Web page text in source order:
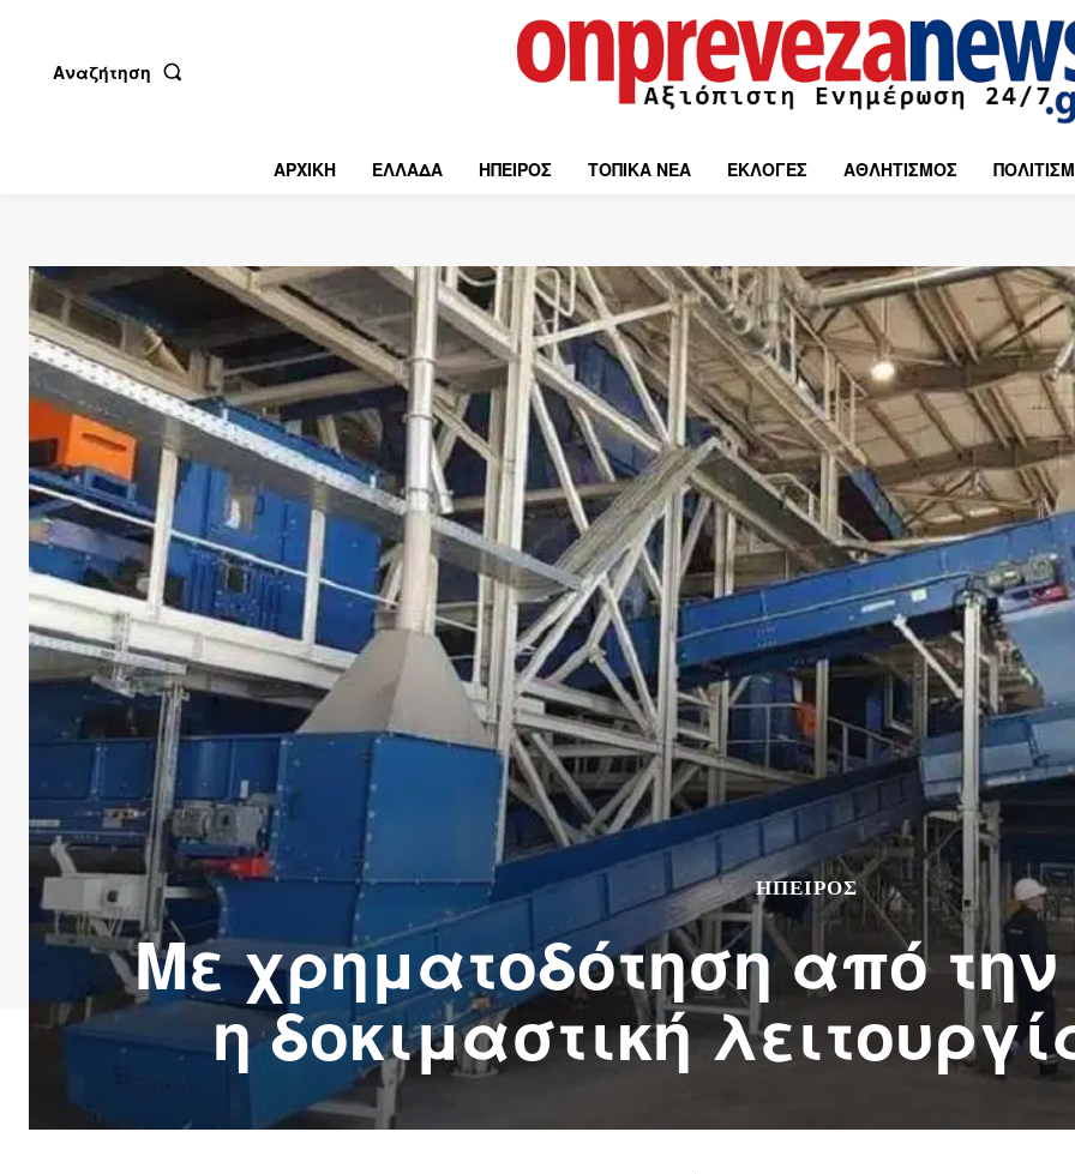
Αναζήτηση
ΑΡΧΙΚΗ ΕΛΛΑΔΑ ΗΠΕΙΡΟΣ ΤΟΠΙΚΑ ΝΕΑ ΕΚΛΟΓΕΣ ΑΘΛΗΤΙΣΜΟΣ
ΉΠΕΙΡΟΣ
Με χρηματοδότηση από
η δοκιμαστική